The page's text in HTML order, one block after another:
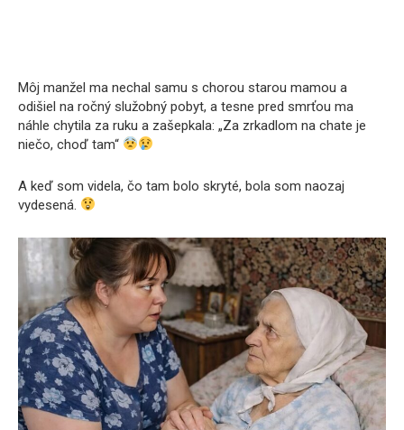
Môj manžel ma nechal samu s chorou starou mamou a
odišiel na ročný služobný pobyt, a tesne pred smrťou ma
náhle chytila za ruku a zašepkala: „Za zrkadlom na chate je
niečo, choď tam“
A keď som videla, čo tam bolo skryté, bola som naozaj
vydesená.